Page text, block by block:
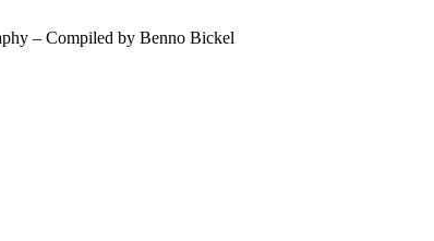
– Compiled by Benno Bickel